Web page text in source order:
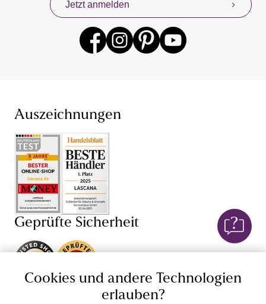
anderen beliebten Lingerie-Marken gibt es für dich
jederzeit mit neuen Angeboten. Profitiere mit unserem
Konzept „Von Frauen für Frauen“ von unseren eigenen
Erfahrungen mit Damenunterwäsche und Dessous,
großen Größen und ab Cup AA) und Schnitt keine
Grenzen gesetzt. Je nach Anlass bist du so mit einem
Push-up-BH ,Schalen-BH
Damenunterhemd perfekt gekleidet und fühlst dich in
deiner Unterwäsche einfach wohl. Auch von unseren
verführerischen Dessous und sexy Lingerie wirst du
begeistert sein: Mit BH,
Negligé von LASCANA und anderen Dessous-Marken
versprühst du stets einen weiblichen Charme. Lass dich
von Dessous mit edlen Spitzen-BHs
, Corsagen mit
Spitze oder transparenten Negligés verführen!
Jetzt anmelden
Auszeichnungen
Geprüfte Sicherheit
Cookies und andere Technologien
erlauben?